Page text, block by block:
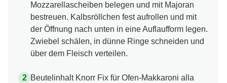
Mozzarellascheiben belegen und mit Majoran
bestreuen. Kalbsröllchen fest aufrollen und mit
der Öffnung nach unten in eine Auflaufform legen.
Zwiebel schälen, in dünne Ringe schneiden und
über dem Fleisch verteilen.
Beutelinhalt Knorr Fix für Ofen-Makkaroni alla